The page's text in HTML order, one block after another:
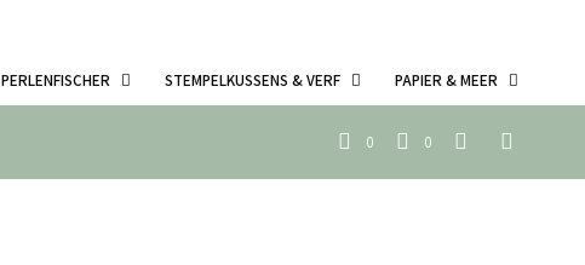
PERLENFISCHER STEMPELKUSSENS & VERF PAPIER & MEER
0 0